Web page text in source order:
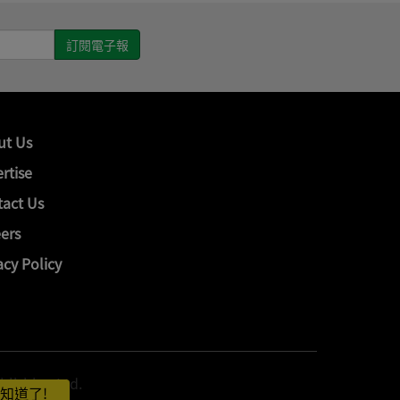
Us
Us
Policy
Ltd.
道了!